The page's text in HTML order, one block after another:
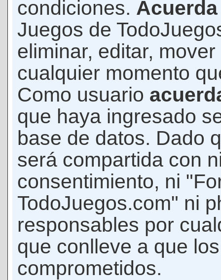
condiciones. Acuerda
Juegos de
eliminar, editar,
cualquier momento
Como usuario
que haya ingresado
base de datos. Dado
será compartida con
consentimiento, ni
TodoJuegos.com" ni
responsables por
que conlleve a que
comprometidos.